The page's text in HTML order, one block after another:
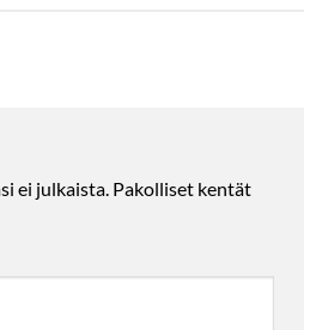
ei julkaista. Pakolliset kentät